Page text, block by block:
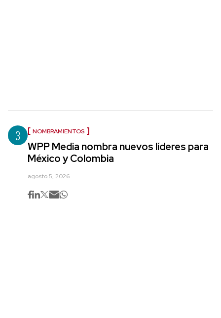
3 NOMBRAMIENTOS
WPP Media nombra nuevos líderes para
México y Colombia
agosto 5, 2026